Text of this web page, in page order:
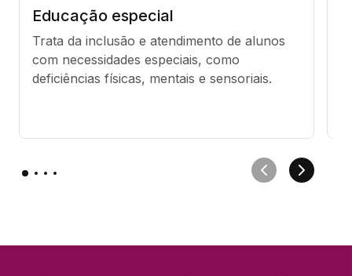
Educação especial
Trata da inclusão e atendimento de alunos
com necessidades especiais, como
deficiências físicas, mentais e sensoriais.